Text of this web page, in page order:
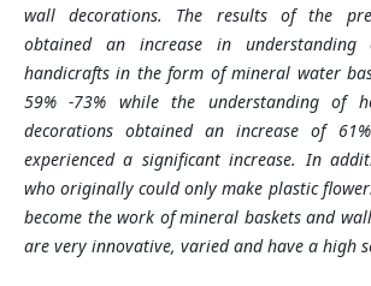
wall decorations. The results of the
obtained an increase in
handicrafts in the form of mineral water
59% -73% while the understanding of
decorationsobtained an increase of
experienced a significant increase. In
who originally could only make plastic
become the work of mineral baskets and
are very innovative, varied and have a high